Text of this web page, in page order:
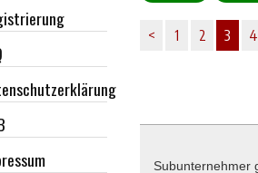
< 1 2 3 4
Subunternehmer